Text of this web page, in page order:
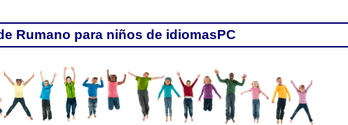
Rumano para niños de idiomasPC